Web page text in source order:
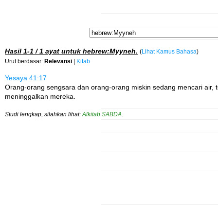
Hasil 1-1 / 1 ayat untuk hebrew:Myyneh. ( Lihat Kamus Bahasa)
Urut berdasar: Relevansi Kitab
Yesaya 41:17
Orang-orang sengsara dan orang-orang miskin sedang mencari
meninggalkan mereka.
Studi lengkap, silahkan lihat: Alkitab SABDA